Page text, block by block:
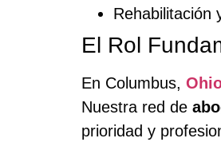
Rehabilitación
El Rol
En Columbus,
Nuestra red de
prioridad y